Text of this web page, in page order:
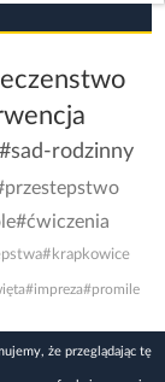
#sad-rodzinny
#ćwiczenia
#krapkowice
#impreza#promile
że przeglądając tę